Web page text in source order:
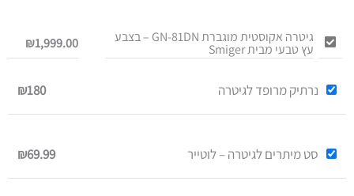
גיטרה אקוסטית מוגברת GN-81DN – בצבע
עץ טבעי מבית Smiger ₪1,999.00
נרתיק מרופד לגיטרה ₪180
סט מיתרים לגיטרה – לוטייר ₪69.99